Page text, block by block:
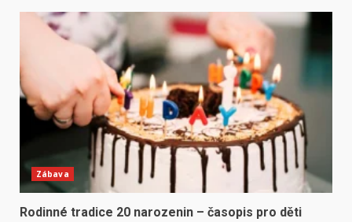
Zábava
Rodinné tradice 20 narozenin – časopis pro děti